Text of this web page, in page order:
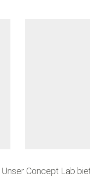
Unser Concept Lab